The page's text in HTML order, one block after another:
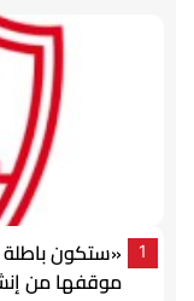
1
«ستكون باطلة
موقفها من